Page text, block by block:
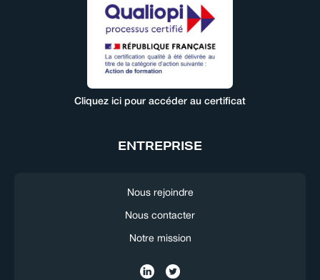
Cliquez ici pour accéder au certificat
ENTREPRISE
Nous rejoindre
Nous contacter
Notre mission